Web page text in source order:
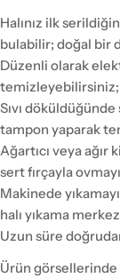
Halınız ilk
bulabilir; doğal bir
Düzenli olarak
temizleyebilirsiniz;
Sıvı
tampon yaparak
Ağartıcı veya
sert fırçayla
Makinede
halı yıkama
Uzun süre
Ürün görsellerinde